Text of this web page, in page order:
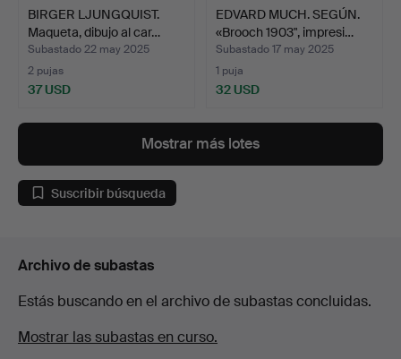
BIRGER LJUNGQUIST.
Maqueta, dibujo al car…
Subastado 22 may 2025
2 pujas
37 USD
EDVARD MUCH. SEGÚN.
«Brooch 1903", impresi…
Subastado 17 may 2025
1 puja
32 USD
Mostrar más lotes
Suscribir búsqueda
Archivo de subastas
Estás buscando en el archivo de subastas concluidas.
Mostrar las subastas en curso.